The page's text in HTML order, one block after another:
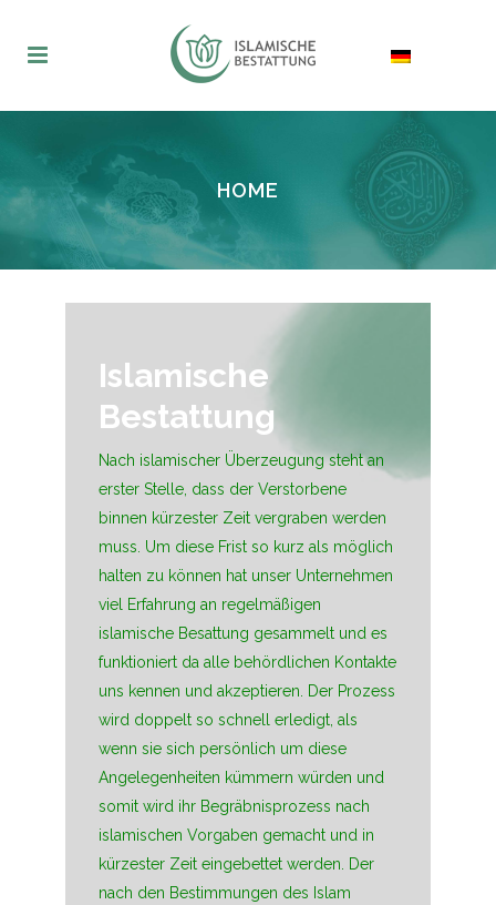
HOME
Islamische
Bestattung
Nach islamischer Überzeugung steht an
erster Stelle, dass der Verstorbene
binnen kürzester Zeit vergraben werden
muss. Um diese Frist so kurz als möglich
halten zu können hat unser Unternehmen
viel Erfahrung an regelmäßigen
islamische Besattung gesammelt und es
funktioniert da alle behördlichen Kontakte
uns kennen und akzeptieren. Der Prozess
wird doppelt so schnell erledigt, als
wenn sie sich persönlich um diese
Angelegenheiten kümmern würden und
somit wird ihr Begräbnisprozess nach
islamischen Vorgaben gemacht und in
kürzester Zeit eingebettet werden. Der
nach den Bestimmungen des Islam